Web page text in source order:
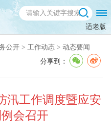
适老版
公开 > 工作动态 > 动态要闻
分享到：
汛工作调度暨应安
会召开